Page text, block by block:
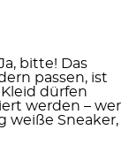
bitte! Das
passen, ist
dürfen
werden – wer
weiße Sneaker,